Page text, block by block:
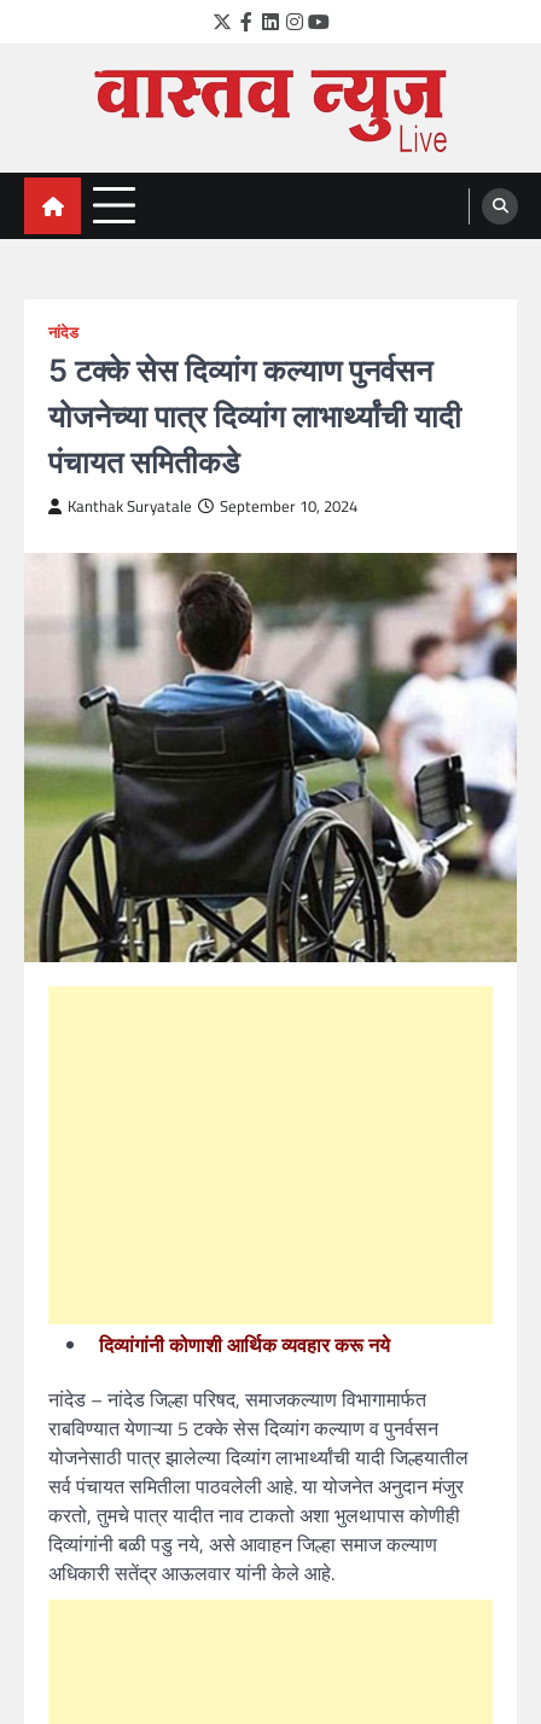
Twitter
Facebook
LinkedIn
Instagram
YouTube
VastavNEWSLive.com
a leading NEWS portal of Maharahstra
नांदेड
5 टक्के सेस दिव्यांग कल्याण पुनर्वसन
योजनेच्या पात्र दिव्यांग लाभार्थ्यांची यादी
पंचायत समितीकडे
Kanthak Suryatale September 10, 2024
दिव्यांगांनी कोणाशी आर्थिक व्यवहार करू नये
नांदेड – नांदेड जिल्हा परिषद, समाजकल्याण विभागामार्फत
राबविण्यात येणाऱ्या 5 टक्के सेस दिव्यांग कल्याण व पुनर्वसन
योजनेसाठी पात्र झालेल्या दिव्यांग लाभार्थ्यांची यादी जिल्हयातील
सर्व पंचायत समितीला पाठवलेली आहे. या योजनेत अनुदान मंजुर
करतो, तुमचे पात्र यादीत नाव टाकतो अशा भुलथापास कोणीही
दिव्यांगांनी बळी पडु नये, असे आवाहन जिल्हा समाज कल्याण
अधिकारी सतेंद्र आऊलवार यांनी केले आहे.